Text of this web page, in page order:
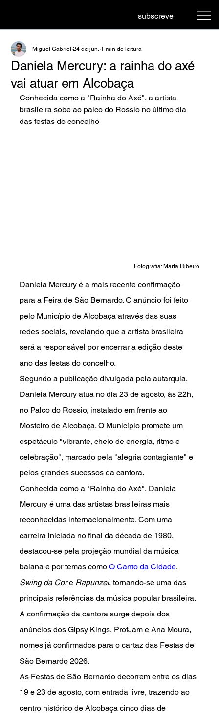
subscreve
Daniela Mercury: a rainha do axé
vai atuar em Alcobaça
Miguel Gabriel 24 de jun. 1 min de leitura
Conhecida como a "Rainha do Axé", a artista
brasileira sobe ao palco do Rossio no último dia
das festas do concelho
Fotografia: Marta Ribeiro
Daniela Mercury é a mais recente confirmação
para a Feira de São Bernardo. O anúncio foi feito
pelo Município de Alcobaça através das suas
redes sociais, revelando que a artista brasileira
será a responsável por encerrar a edição deste
ano das festas do concelho.
Segundo a publicação divulgada pela autarquia,
Daniela Mercury atua no dia 23 de agosto, às 22h,
no Palco do Rossio, instalado em frente ao
Mosteiro de Alcobaça. O Município promete um
espetáculo "vibrante, cheio de energia, ritmo e
celebração", marcado pela "alegria contagiante" e
pelos grandes sucessos da cantora.
Conhecida como a "Rainha do Axé", Daniela
Mercury é uma das artistas brasileiras mais
reconhecidas internacionalmente. Com uma
carreira iniciada no final da década de 1980,
destacou-se pela projeção mundial da música
baiana e por temas como O Canto da Cidade,
Swing da Cor e Rapunzel, tornando-se uma das
principais referências da música popular brasileira.
A confirmação da cantora surge depois dos
anúncios dos Gipsy Kings, ProfJam e Ana Moura,
nomes já confirmados para o cartaz das Festas de
São Bernardo 2026.
As Festas de São Bernardo decorrem entre os dias
19 e 23 de agosto, com entrada livre, trazendo ao
centro histórico de Alcobaça cinco dias de